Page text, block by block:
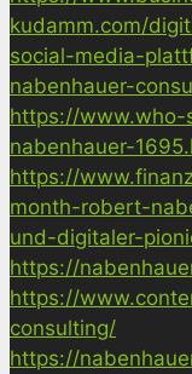
kudamm.com/
social-media-
nabenhauer-
https://
nabenhauer-
https://
month-robert-
und-digitaler-
https://
https://
consulting/
https://